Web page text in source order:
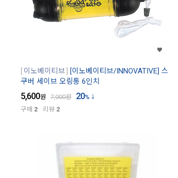
이노베이티브
[이노베이티브/INNOVATIVE] 스
쿠버 세이브 오링통 6인치
5,600원 7,000원 20%
구매 2 리뷰 2